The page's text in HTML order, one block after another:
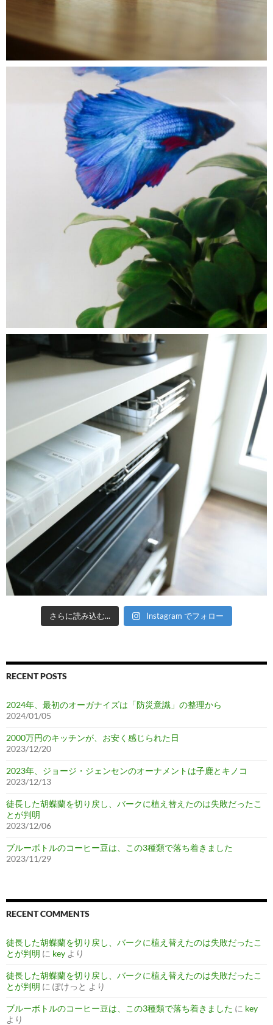
さらに読み込む... Instagram でフォロー
RECENT POSTS
2024年、最初のオーガナイズは「防災意識」の整理から
2024/01/05
2000万円のキッチンが、お安く感じられた日
2023/12/20
2023年、ジョージ・ジェンセンのオーナメントは子鹿とキノコ
2023/12/13
徒長した胡蝶蘭を切り戻し、バークに植え替えたのは失敗だったこ
とが判明
2023/12/06
ブルーボトルのコーヒー豆は、この3種類で落ち着きました
2023/11/29
RECENT COMMENTS
徒長した胡蝶蘭を切り戻し、バークに植え替えたのは失敗だったこ
とが判明 に key より
徒長した胡蝶蘭を切り戻し、バークに植え替えたのは失敗だったこ
とが判明 に ぽけっと より
ブルーボトルのコーヒー豆は、この3種類で落ち着きました に key
より